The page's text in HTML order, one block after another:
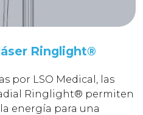
Ringlight®
por LSO Medical, las
Ringlight® permiten
energía para una